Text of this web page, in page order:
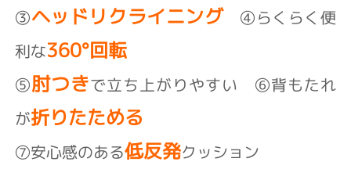
③ヘッドリクライニング④らくらく便
利な360°回転
⑤肘つきで立ち上がりやすい ⑥背もたれ
が折りたためる
⑦安心感のある低反発クッション